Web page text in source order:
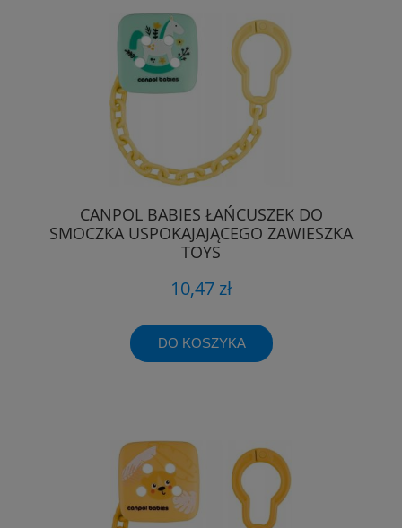
CANPOL BABIES ŁAŃCUSZEK DO
SMOCZKA USPOKAJAJĄCEGO ZAWIESZKA
TOYS
10,47 zł
DO KOSZYKA